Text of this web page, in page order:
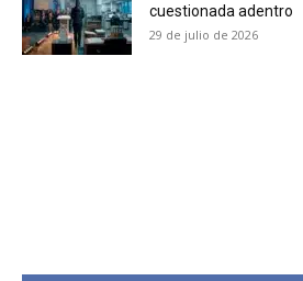
cuestionada adentro
29 de julio de 2026